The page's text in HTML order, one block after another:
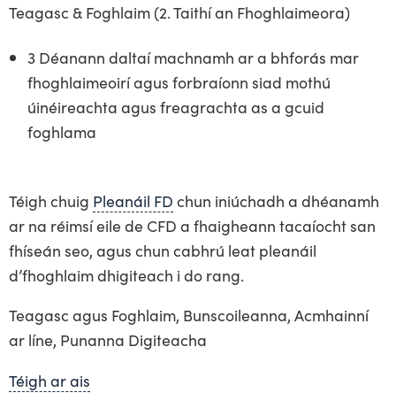
Teagasc & Foghlaim (2. Taithí an Fhoghlaimeora)
3 Déanann daltaí machnamh ar a bhforás mar
fhoghlaimeoirí agus forbraíonn siad mothú
úinéireachta agus freagrachta as a gcuid
foghlama
Téigh chuig Pleanáil FD chun iniúchadh a dhéanamh
ar na réimsí eile de CFD a fhaigheann tacaíocht san
fhíseán seo, agus chun cabhrú leat pleanáil
d’fhoghlaim dhigiteach i do rang.
Teagasc agus Foghlaim, Bunscoileanna, Acmhainní
ar líne, Punanna Digiteacha
Téigh ar ais